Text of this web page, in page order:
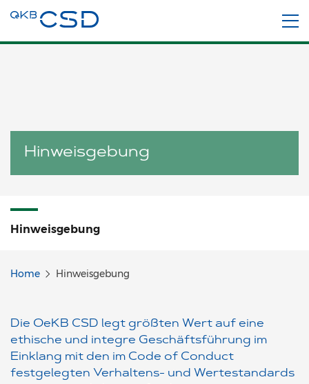
Hinweisgebung
Hinweisgebung
Home Hinweisgebung
Die OeKB CSD legt größten Wert auf eine
ethische und integre Geschäftsführung im
Einklang mit den im Code of Conduct
festgelegten Verhaltens- und Wertestandards